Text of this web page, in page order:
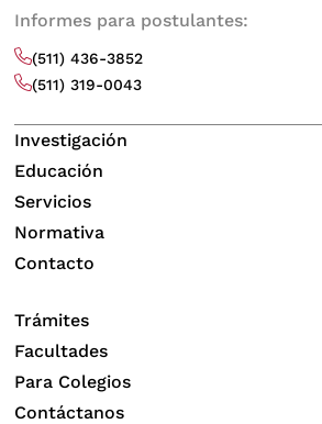
Informes para postulantes:
(511) 436-3852
(511) 319-0043
Investigación
Educación
Servicios
Normativa
Contacto
Trámites
Facultades
Para Colegios
Contáctanos